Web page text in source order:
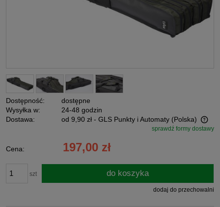
Dostępność:
dostępne
Wysyłka w:
24-48 godzin
Dostawa:
od 9,90 zł - GLS Punkty i Automaty (Polska)
Cena nie zawiera ewentualnych kosztów płatnościsprawdź formy dostawy
Cena: 197,00 zł
szt do koszyka
dodaj do przechowalni